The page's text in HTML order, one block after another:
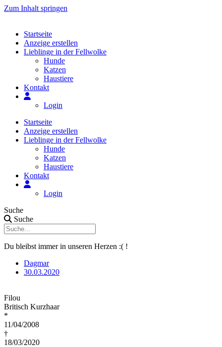
Zum Inhalt springen
Startseite
Anzeige erstellen
Lieblinge in der Fellwolke
Hunde
Katzen
Haustiere
Kontakt
Login
Startseite
Anzeige erstellen
Lieblinge in der Fellwolke
Hunde
Katzen
Haustiere
Kontakt
Login
Suche
Suche
Du bleibst immer in unseren Herzen :( !
Dagmar
30.03.2020
Filou
Britisch Kurzhaar
*
11/04/2008
†
18/03/2020